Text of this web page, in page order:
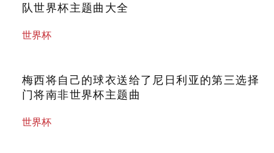
队世界杯主题曲大全
世界杯
梅西将自己的球衣送给了尼日利亚的第三选择
门将南非世界杯主题曲
世界杯